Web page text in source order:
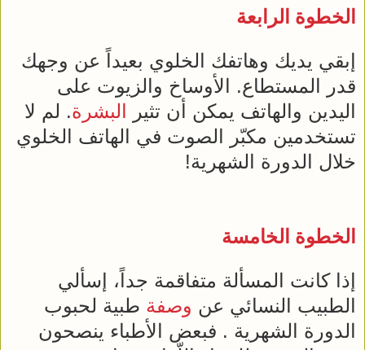
الخطوة الرابعة
إبقي يديك وهاتفك الخلوي بعيداً عن وجهك
قدر المستطاع. الأوساخ والزيوت على
اليدين والهاتف يمكن أن تثير البشرة. لم لا
تستخدمين مكبّر الصوت في الهاتف الخلوي
خلال الدورة الشهرية!
الخطوة الخامسة
إذا كانت المسألة متفاقمة جداً، إسألي
الطبيب النسائي عن وصفة طبية لحبوب
الدورة الشهرية . فبعض الأطباء ينصحون